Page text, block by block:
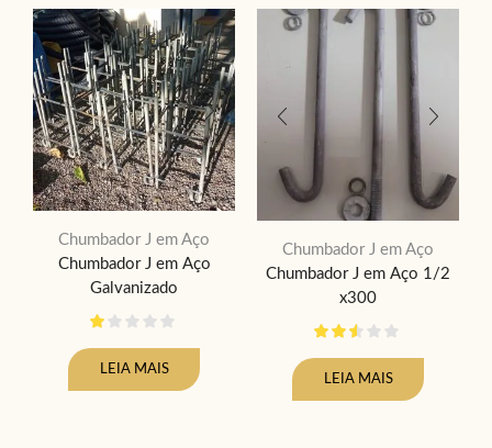
Chumbador J em Aço
Chumbador J em Aço
Galvanizado
LEIA MAIS
Chumbador J em Aço
Chumbador J em Aço 1/2
x300
LEIA MAIS